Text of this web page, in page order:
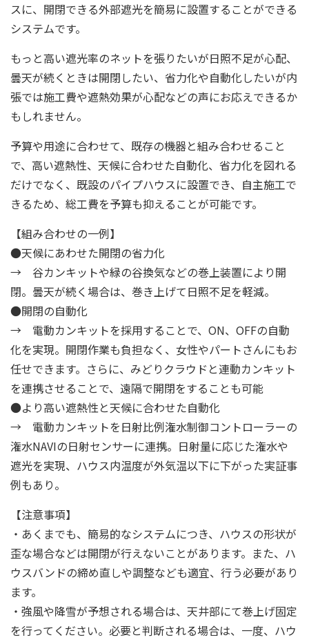
スに、開閉できる外部遮光を簡易に設置することができる
システムです。
もっと高い遮光率のネットを張りたいが日照不足が心配、
曇天が続くときは開閉したい、省力化や自動化したいが内
張では施工費や遮熱効果が心配などの声にお応えできるか
もしれません。
予算や用途に合わせて、既存の機器と組み合わせること
で、高い遮熱性、天候に合わせた自動化、省力化を図れる
だけでなく、既設のパイプハウスに設置でき、自主施工で
きるため、総工費を予算も抑えることが可能です。
【組み合わせの一例】
●天候にあわせた開閉の省力化
→ 谷カンキットや緑の谷換気などの巻上装置により開
閉。曇天が続く場合は、巻き上げて日照不足を軽減。
●開閉の自動化
→ 電動カンキットを採用することで、ON、OFFの自動
化を実現。開閉作業も負担なく、女性やパートさんにもお
任せできます。さらに、みどりクラウドと連動カンキット
を連携させることで、遠隔で開閉をすることも可能
●より高い遮熱性と天候に合わせた自動化
→ 電動カンキットを日射比例潅水制御コントローラーの
潅水NAVIの日射センサーに連携。日射量に応じた潅水や
遮光を実現、ハウス内温度が外気温以下に下がった実証事
例もあり。
【注意事項】
・あくまでも、簡易的なシステムにつき、ハウスの形状が
歪な場合などは開閉が行えないことがあります。また、ハ
ウスバンドの締め直しや調整なども適宜、行う必要があり
ます。
・強風や降雪が予想される場合は、天井部にて巻上げ固定
を行ってください。必要と判断される場合は、一度、ハウ